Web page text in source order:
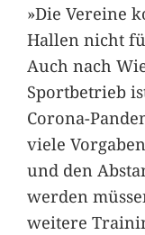
»Die Vereine
Hallen nicht
Auch nach
Sportbetrieb
Corona-
viele
und den
werden
weitere